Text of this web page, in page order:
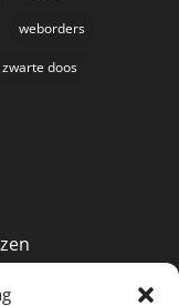
weborders
zwarte doos